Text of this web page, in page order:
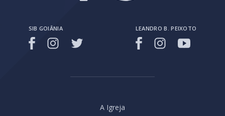
SIB GOIÂNIA LEANDRO B. PEIXOTO
A Igreja